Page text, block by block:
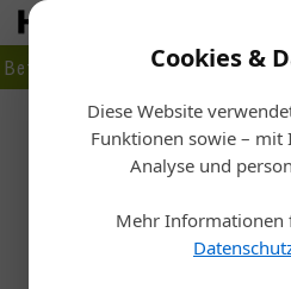
Cookies &
Diese Website
Funktionen sowie –
Analyse und
Mehr Informationen
Betrieb
Planen